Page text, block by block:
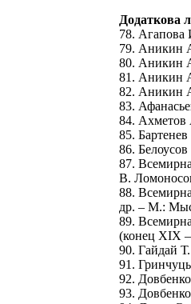
Додаткова
78. Агапова
79. Аникин
80. Аникин
81. Аникин
82. Аникин
83.
84. Ахметов
85.
86.
87.
В.
88.
др. – М.:
89.
(конец ХІХ
90. Гайдай
91.
92. Довбенко
93.